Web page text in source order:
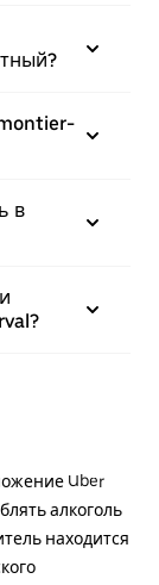
в
Uber
алкоголь
находится